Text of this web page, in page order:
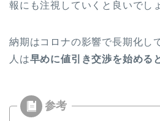
報にも注視していくと良いでし
納期はコロナの影響で長期化し
人は早めに値引き交渉を始める